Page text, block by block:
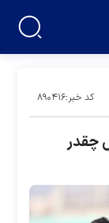
کد خبر:۸۹۰۴۱۶
چقدر